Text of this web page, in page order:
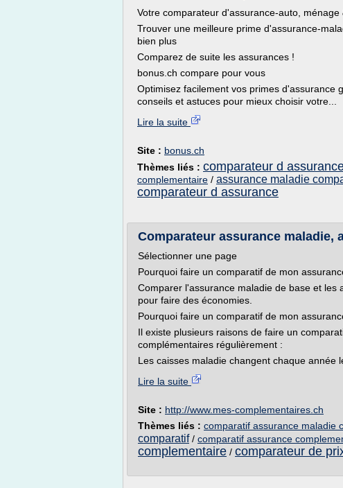
Votre comparateur d'assurance-auto, ménage
Trouver une meilleure prime d'assurance-
bien plus
Comparez de suite les assurances !
bonus.ch compare pour vous
Optimisez facilement vos primes d'assurance
conseils et astuces pour mieux choisir votre...
Lire la suite
Site : bonus.ch
Thèmes liés : comparateur d
complementaire / assurance maladie
comparateur d assurance
Comparateur assurance maladie,
Sélectionner une page
Pourquoi faire un comparatif de mon
Comparer l'assurance maladie de base et
pour faire des économies.
Pourquoi faire un comparatif de mon
Il existe plusieurs raisons de faire un
complémentaires régulièrement :
Les caisses maladie changent chaque année
Lire la suite
Site : http://www.mes-complementaires.ch
Thèmes liés : comparatif assurance maladie
comparatif/ comparatif assurance
complementaire / comparateur de